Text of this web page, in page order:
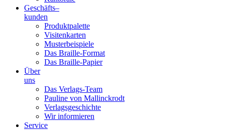
Geschäfts­–
kunden
Produktpalette
Visitenkarten
Musterbeispiele
Das Braille-Format
Das Braille-Papier
Über
uns
Das Verlags-Team
Pauline von Mallinckrodt
Verlagsgeschichte
Wir informieren
Service